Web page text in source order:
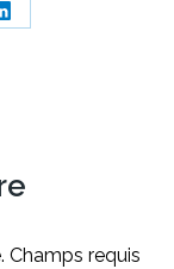
Share
Champs requis